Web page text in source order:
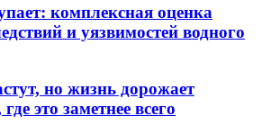
комплексная оценка
и уязвимостей водного
но жизнь дорожает
это заметнее всего